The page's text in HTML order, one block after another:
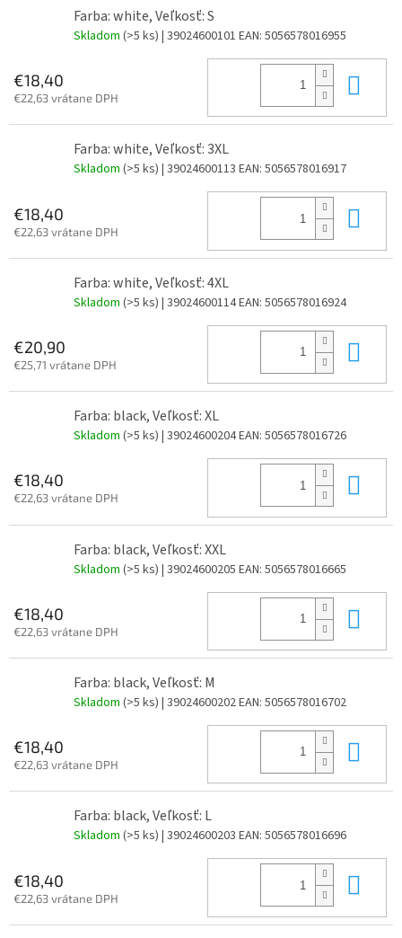
Farba: white, Veľkosť: S
Skladom (>5 ks) | 39024600101 EAN: 5056578016955
€18,40
€22,63 vrátane DPH
Farba: white, Veľkosť: 3XL
Skladom (>5 ks) | 39024600113 EAN: 5056578016917
€18,40
€22,63 vrátane DPH
Farba: white, Veľkosť: 4XL
Skladom (>5 ks) | 39024600114EAN: 5056578016924
€20,90
€25,71 vrátane DPH
Farba: black, Veľkosť: XL
Skladom (>5 ks) | 39024600204EAN: 5056578016726
€18,40
€22,63 vrátane DPH
Farba: black, Veľkosť: XXL
Skladom (>5 ks) | 39024600205 EAN: 5056578016665
€18,40
€22,63 vrátane DPH
Farba: black, Veľkosť: M
Skladom (>5 ks) | 39024600202EAN: 5056578016702
€18,40
€22,63 vrátane DPH
Farba: black, Veľkosť: L
Skladom (>5 ks) | 39024600203 EAN: 5056578016696
€18,40
€22,63 vrátane DPH